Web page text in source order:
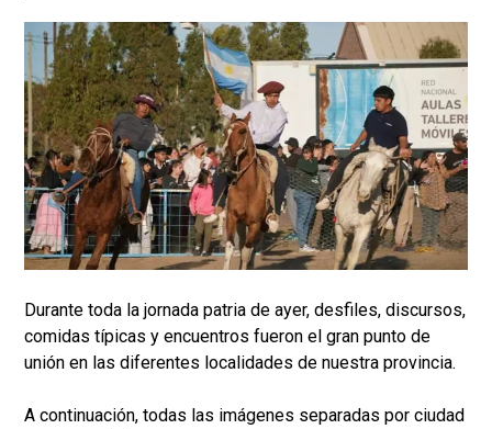
Durante toda la jornada patria de ayer, desfiles, discursos,
comidas típicas y encuentros fueron el gran punto de
unión en las diferentes localidades de nuestra provincia.
A continuación, todas las imágenes separadas por ciudad